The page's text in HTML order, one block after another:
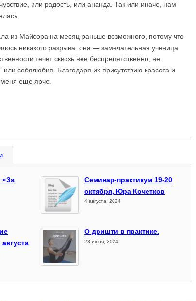
или радость, или ананда. Так или иначе, нам
из Майсора на месяц раньше возможного, потому что
никакого разрыва: она — замечательная ученица
течет сквозь нее беспрепятственно, не
или себялюбия. Благодаря их присутствию красота и
еще ярче.
«За
Семинар-практикум 19-20
октября, Юра Кочетков
4 августа, 2024
О дришти в практике.
23 июня, 2024